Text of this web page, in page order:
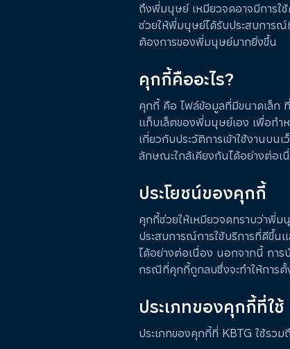
ถึงพี่มนุษย์ เหมียวจดอาจมีการใ
ช่วยให้พี่มนุษย์ได้รับประสบการ
ต้องการของพี่มนุษย์มากยิ่งขึ้น
คุกกี้คืออะไร?
คุกกี้ คือ ไฟล์ข้อมูลที่มีขนาดเล็ก
แท็บเล็ตของพี่มนุษย์เอง เพื่อทำ
เกี่ยวกับประวัติการเข้าใช้งานบ
ลักษณะใกล้เคียงกันได้อย่างต่อเ
ประโยชน์ของคุกกี้
คุกกี้ช่วยให้เหมียวจดทราบว่าพี่ม
ประสบการณ์การใช้บริการที่ดีขึ้น
ได้อย่างต่อเนื่อง นอกจากนี้ การ
กรณีที่คุกกี้ถูกลบซึ่งจะทำให้การตั้
ประเภทของคุกกี้ที่ใช้
ประเภทของคุกกี้ที่ KBTG ใช้รว